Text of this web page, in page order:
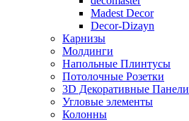
Madest Decor
Decor-Dizayn
Карнизы
Молдинги
Напольные Плинтусы
Потолочные Розетки
3D Декоративные Панели
Угловые элементы
Колонны